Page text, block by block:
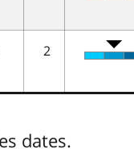
2
dates.